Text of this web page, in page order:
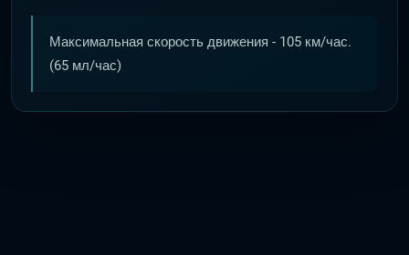
Максимальная скорость движения - 105 км/час.
(65 мл/час)